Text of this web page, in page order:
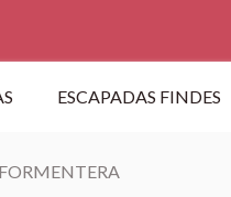
ESCAPADAS FINDES